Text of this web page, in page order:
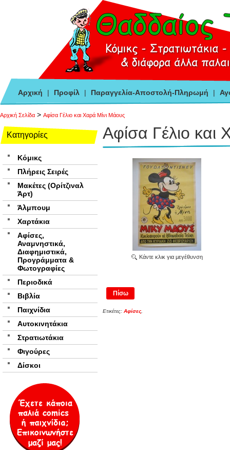
Αρχική | Προφίλ | Παραγγελία-Αποστολή-Πληρωμή |
Αρχική Σελίδα > Αφίσα Γέλιο και Χαρά Μίνι Μάους
Αφίσα Γέλιο και
Κάντε κλικ για μεγέθυνση
Πίσω
Ετικέτες: Αφίσες
Κατηγορίες
Κόμικς
Πλήρεις Σειρές
Μακέτες (Ορίτζιναλ
Άρτ)
Άλμπουμ
Χαρτάκια
Αφίσες,
Αναμνηστικά,
Διαφημιστικά,
Προγράμματα &
Φωτογραφίες
Περιοδικά
Βιβλία
Παιχνίδια
Αυτοκινητάκια
Στρατιωτάκια
Φιγούρες
Δίσκοι